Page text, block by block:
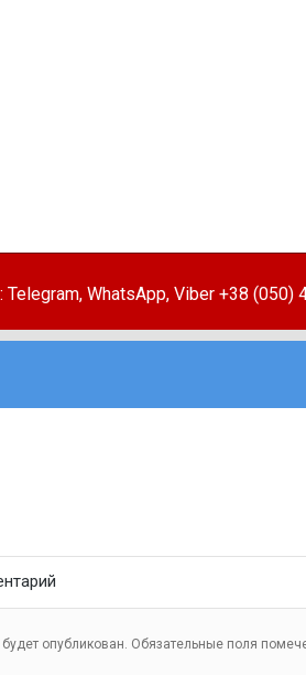
WhatsApp, Viber +38 (050)
опубликован. Обязательные поля